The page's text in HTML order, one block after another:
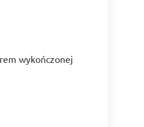
wykończonej